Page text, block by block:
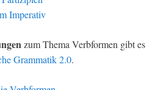
Imperativ
zum Thema Verbformen gibt es
Grammatik 2.0.